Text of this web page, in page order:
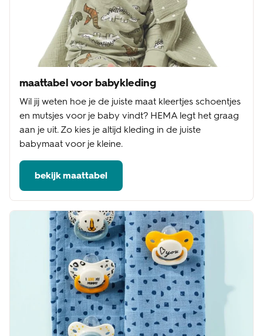
maattabel voor babykleding
Wil jij weten hoe je de juiste maat kleertjes schoentjes
en mutsjes voor je baby vindt? HEMA legt het graag
aan je uit. Zo kies je altijd kleding in de juiste
babymaat voor je kleine.
bekijk maattabel